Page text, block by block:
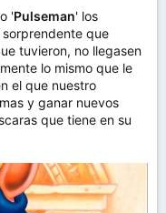
'Pulseman' los
que
tuvieron, no llegasen
lo mismo que le
el que nuestro
y ganar nuevos
que tiene en su